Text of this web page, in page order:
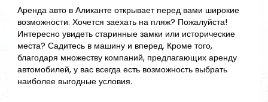
Аренда авто в Аликанте открывает перед вами широкие
возможности. Хочется заехать на пляж? Пожалуйста!
Интересно увидеть старинные замки или исторические
места? Садитесь в машину и вперед. Кроме того,
благодаря множеству компаний, предлагающих аренду
автомобилей, у вас всегда есть возможность выбрать
наиболее выгодные условия.